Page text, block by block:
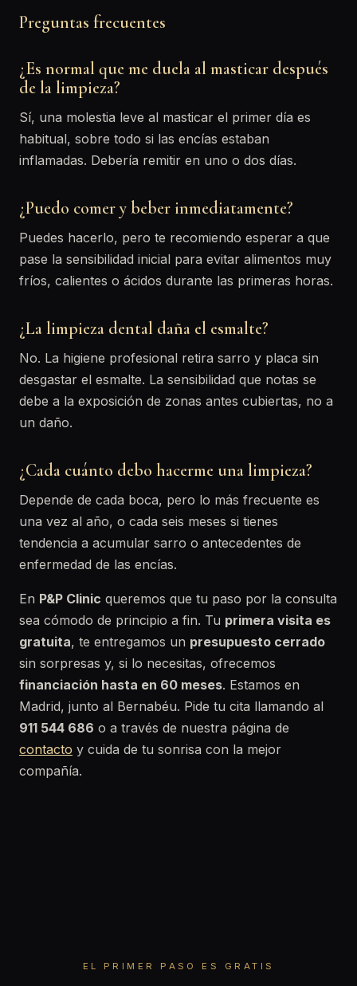
Preguntas frecuentes
¿Es normal que me duela al masticar después
de la limpieza?
Sí, una molestia leve al masticar el primer día es
habitual, sobre todo si las encías estaban
inflamadas. Debería remitir en uno o dos días.
¿Puedo comer y beber inmediatamente?
Puedes hacerlo, pero te recomiendo esperar a que
pase la sensibilidad inicial para evitar alimentos muy
fríos, calientes o ácidos durante las primeras horas.
¿La limpieza dental daña el esmalte?
No. La higiene profesional retira sarro y placa sin
desgastar el esmalte. La sensibilidad que notas se
debe a la exposición de zonas antes cubiertas, no a
un daño.
¿Cada cuánto debo hacerme una limpieza?
Depende de cada boca, pero lo más frecuente es
una vez al año, o cada seis meses si tienes
tendencia a acumular sarro o antecedentes de
enfermedad de las encías.
En P&P Clinic queremos que tu paso por la consulta
sea cómodo de principio a fin. Tu primera visita es
gratuita, te entregamos un presupuesto cerrado
sin sorpresas y, si lo necesitas, ofrecemos
financiación hasta en 60 meses. Estamos en
Madrid, junto al Bernabéu. Pide tu cita llamando al
911 544 686 o a través de nuestra página de
contacto y cuida de tu sonrisa con la mejor
compañía.
EL PRIMER PASO ES GRATIS